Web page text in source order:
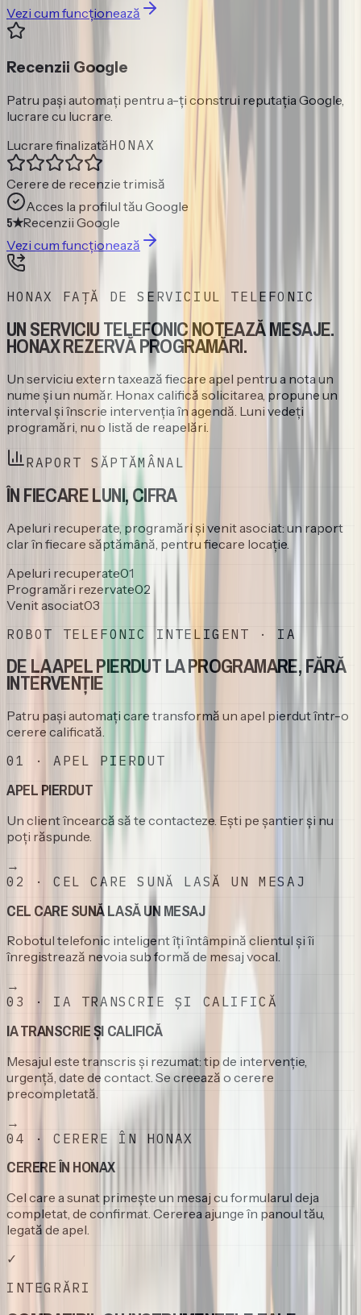
Vezi cum funcționează
Recenzii Google
Patru pași automați pentru a-ți construi reputația Google,
lucrare cu lucrare.
Lucrare finalizatăHONAX
Cerere de recenzie trimisă
Acces la profilul tău Google
5★Recenzii Google
Vezi cum funcționează
HONAX FAȚĂ DE SERVICIUL TELEFONIC
UN SERVICIU TELEFONIC NOTEAZĂ MESAJE.
HONAX REZERVĂ PROGRAMĂRI.
Un serviciu extern taxează fiecare apel pentru a nota un
nume și un număr. Honax califică solicitarea, propune un
interval și înscrie intervenția în agendă. Luni vedeți
programări, nu o listă de reapelări.
RAPORT SĂPTĂMÂNAL
ÎN FIECARE LUNI, CIFRA
Apeluri recuperate, programări și venit asociat: un raport
clar în fiecare săptămână, pentru fiecare locație.
Apeluri recuperate01
Programări rezervate02
Venit asociat03
ROBOT TELEFONIC INTELIGENT · IA
DE LA APEL PIERDUT LA PROGRAMARE, FĂRĂ
INTERVENȚIE
Patru pași automați care transformă un apel pierdut într-o
cerere calificată.
0 1 ·APEL PIERDUT
APEL PIERDUT
Un client încearcă să te contacteze. Ești pe șantier și nu
poți răspunde.
→
0 2 ·CEL CARE SUNĂ LASĂ UN MESAJ
CEL CARE SUNĂ LASĂ UN MESAJ
Robotul telefonic inteligent îți întâmpină clientul și îi
înregistrează nevoia sub formă de mesaj vocal.
→
0 3 · IA TRANSCRIE ȘI CALIFICĂ
IA TRANSCRIE ȘI CALIFICĂ
Mesajul este transcris și rezumat: tip de intervenție,
urgență, date de contact. Se creează o cerere
precompletată.
→
0 4 ·CERERE ÎN HONAX
CERERE ÎN HONAX
Cel care a sunat primește un mesaj cu formularul deja
completat, de confirmat. Cererea ajunge în panoul tău,
legată de apel.
✓
INTEGRĂRI